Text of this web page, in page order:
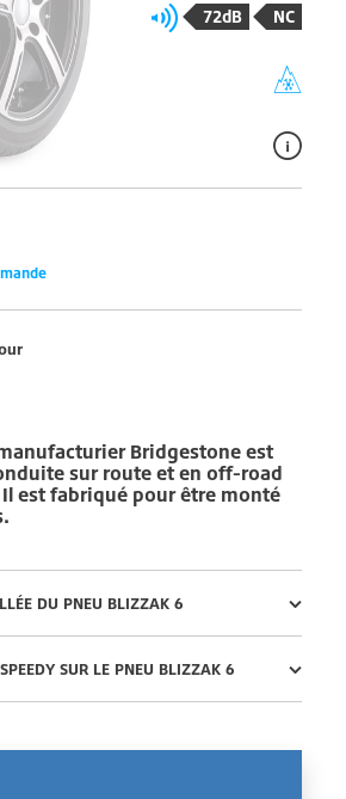
72dB NC
Bridgestone est
sur route et en off-road
est fabriqué pour être monté
DU PNEU BLIZZAK 6
SUR LE PNEU BLIZZAK 6